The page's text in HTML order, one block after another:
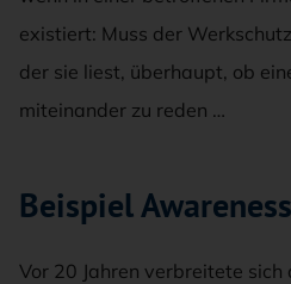
existiert: Muss der
der sie liest, überhaupt, ob
miteinander zu reden …
Beispiel Awareness
Vor 20 Jahren verbreitete sich